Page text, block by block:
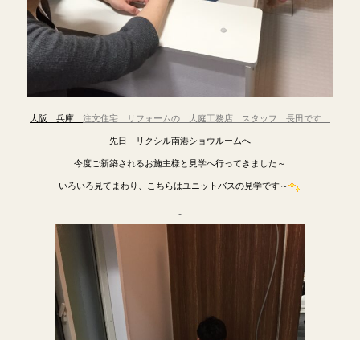
大阪 兵庫 注文住宅 リフォームの 大庭工務店 スタッフ 長田です
先日 リクシル南港ショウルームへ
今度ご新築されるお施主様と見学へ行ってきました～
いろいろ見てまわり、こちらはユニットバスの見学です～